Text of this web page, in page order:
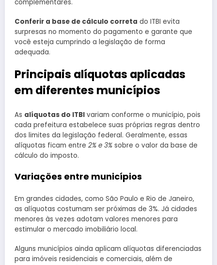
complementares.
Conferir a base de cálculo correta do ITBI evita
surpresas no momento do pagamento e garante que
você esteja cumprindo a legislação de forma
adequada.
Principais alíquotas aplicadas
em diferentes municípios
As alíquotas do ITBI variam conforme o município, pois
cada prefeitura estabelece suas próprias regras dentro
dos limites da legislação federal. Geralmente, essas
alíquotas ficam entre 2% e 3% sobre o valor da base de
cálculo do imposto.
Variações entre municípios
Em grandes cidades, como São Paulo e Rio de Janeiro,
as alíquotas costumam ser próximas de 3%. Já cidades
menores às vezes adotam valores menores para
estimular o mercado imobiliário local.
Alguns municípios ainda aplicam alíquotas diferenciadas
para imóveis residenciais e comerciais, além de